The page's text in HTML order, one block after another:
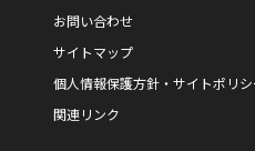
お問い合わせ
サイトマップ
個人情報保護方針・サイトポリシ
関連リンク